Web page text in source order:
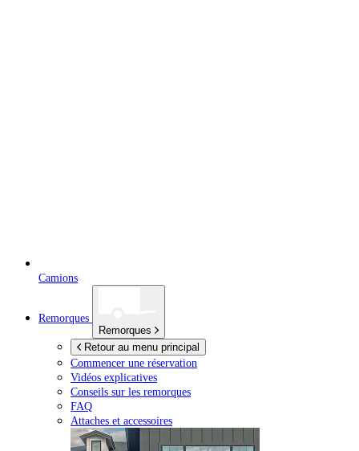
Camions
Remorques
Remorques
Retour au menu principal
Commencer une réservation
Vidéos explicatives
Conseils sur les remorques
FAQ
Attaches et accessoires